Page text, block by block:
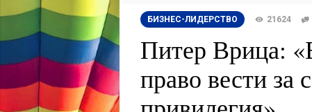
БИЗНЕС-ЛИДЕРСТВО 21624
Питер Врица:
право вести за